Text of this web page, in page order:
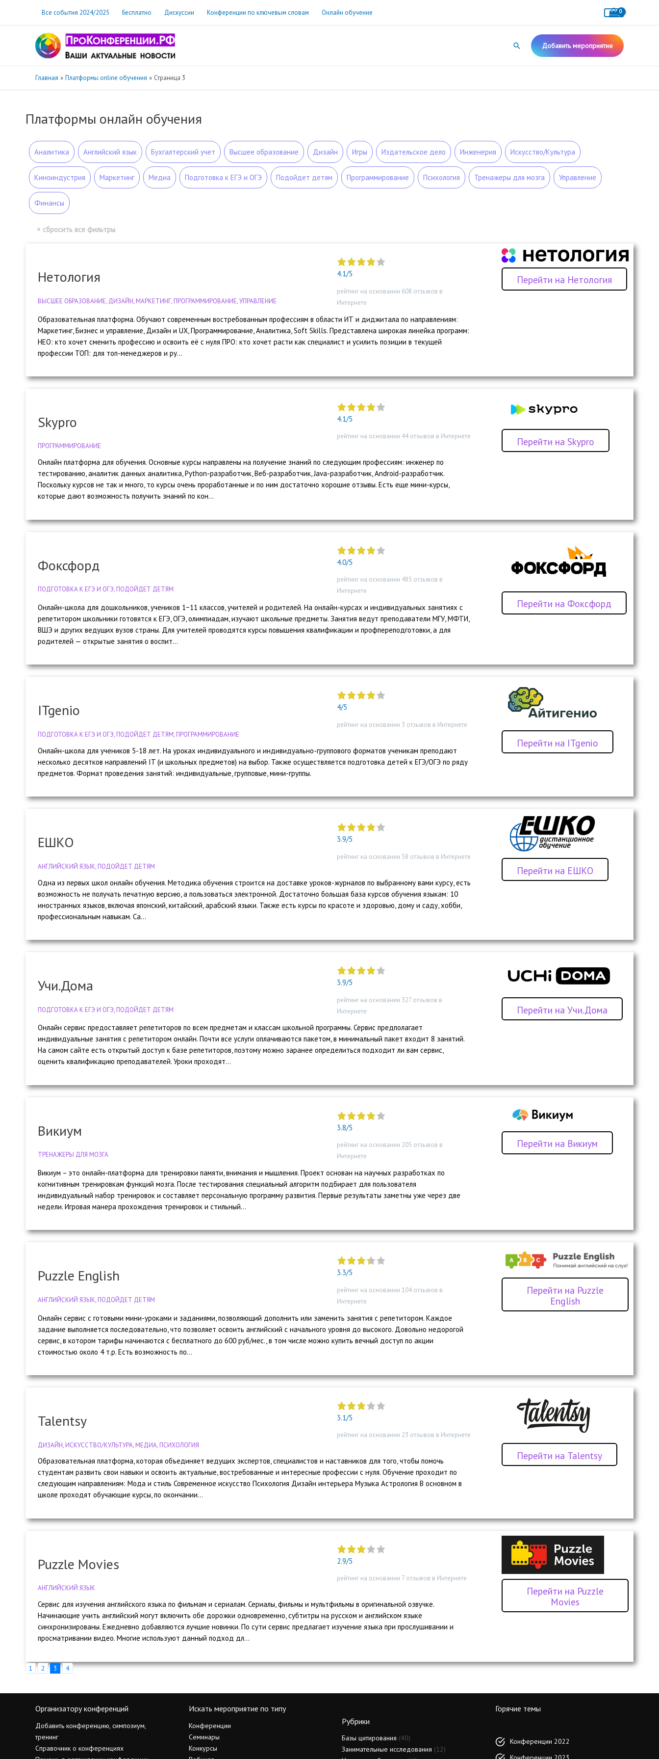
содержимому
Все события 2024/2025 Бесплатно Дискуссии Конференции по ключевым словам Онлайн обучение
Поиск Добавить мероприятие
Главная Платформы online обучения Страница 3
Платформы онлайн обучения
Аналитика Английский язык Бухгалтерский учет Высшее образование Дизайн Игры Издательское дело Инженерия Искусство/Культура
Киноиндустрия Маркетинг Медиа Подготовка к ЕГЭ и ОГЭ Подойдет детям Программирование Психология Тренажеры для мозга Управление
Финансы
Нетология
ВЫСШЕЕ ОБРАЗОВАНИЕ, ДИЗАЙН, МАРКЕТИНГ, ПРОГРАММИРОВАНИЕ, УПРАВЛЕНИЕ
4.1/5
рейтинг на основании 608 отзывов в
Интернете
Образовательная платформа. Обучают современным востребованным профессиям в области ИТ и диджитала по направлениям:
Маркетинг, Бизнес и управление, Дизайн и UX, Программирование, Аналитика, Soft Skills. Представлена широкая линейка программ:
НЕО: кто хочет сменить профессию и освоить её с нуля ПРО: кто хочет расти как специалист и усилить позиции в текущей
профессии ТОП: для топ-менеджеров и ру...
Перейти на Нетология
Skypro
ПРОГРАММИРОВАНИЕ
4.1/5
рейтинг на основании 44 отзывов в Интернете
Онлайн платформа для обучения. Основные курсы направлены на получение знаний по следующим профессиям: инженер по
тестированию, аналитик данных аналитика, Python-разработчик, Веб-разработчик, Java-разработчик, Android-разработчик.
Поскольку курсов не так и много, то курсы очень проработанные и по ним достаточно хорошие отзывы. Есть еще мини-курсы,
которые дают возможность получить знаний по кон...
Перейти на Skypro
Фоксфорд
ПОДГОТОВКА К ЕГЭ И ОГЭ, ПОДОЙДЕТ ДЕТЯМ
4.0/5
рейтинг на основании 485 отзывов в
Интернете
Онлайн-школа для дошкольников, учеников 1−11 классов, учителей и родителей. На онлайн-курсах и индивидуальных занятиях с
репетитором школьники готовятся к ЕГЭ, ОГЭ, олимпиадам, изучают школьные предметы. Занятия ведут преподаватели МГУ, МФТИ,
ВШЭ и других ведущих вузов страны. Для учителей проводятся курсы повышения квалификации и профпереподготовки, а для
родителей — открытые занятия о воспит...
Перейти на Фоксфорд
ITgenio
ПОДГОТОВКА К ЕГЭ И ОГЭ, ПОДОЙДЕТ ДЕТЯМ, ПРОГРАММИРОВАНИЕ
4/5
рейтинг на основании 3 отзывов в Интернете
Онлайн-школа для учеников 5-18 лет. На уроках индивидуального и индивидуально-группового форматов ученикам преподают
несколько десятков направлений IT (и школьных предметов) на выбор. Также осуществляется подготовка детей к ЕГЭ/ОГЭ по ряду
предметов. Формат проведения занятий: индивидуальные, групповые, мини-группы.
Перейти на ITgenio
ЕШКО
АНГЛИЙСКИЙ ЯЗЫК, ПОДОЙДЕТ ДЕТЯМ
3.9/5
рейтинг на основании 58 отзывов в Интернете
Одна из первых школ онлайн обучения. Методика обучения строится на доставке уроков-журналов по выбранному вами курсу, есть
возможность не получать печатную версию, а пользоваться электронной. Достаточно большая база курсов обучения языкам: 10
иностранных языков, включая японский, китайский, арабский языки. Также есть курсы по красоте и здоровью, дому и саду, хобби,
профессиональным навыкам. Са...
Перейти на ЕШКО
Учи.Дома
ПОДГОТОВКА К ЕГЭ И ОГЭ, ПОДОЙДЕТ ДЕТЯМ
3.9/5
рейтинг на основании 327 отзывов в
Интернете
Онлайн сервис предоставляет репетиторов по всем предметам и классам школьной программы. Сервис предполагает
индивидуальные занятия с репетитором онлайн. Почти все услуги оплачиваются пакетом, в минимальный пакет входит 8 занятий.
На самом сайте есть открытый доступ к базе репетиторов, поэтому можно заранее определиться подходит ли вам сервис,
оценить квалификацию преподавателей. Уроки проходят...
Перейти на Учи.Дома
Викиум
ТРЕНАЖЕРЫ ДЛЯ МОЗГА
3.8/5
рейтинг на основании 205 отзывов в
Интернете
Викиум – это онлайн-платформа для тренировки памяти, внимания и мышления. Проект основан на научных разработках по
когнитивным тренировкам функций мозга. После тестирования специальный алгоритм подбирает для пользователя
индивидуальный набор тренировок и составляет персональную программу развития. Первые результаты заметны уже через две
недели. Игровая манера прохождения тренировок и стильный...
Перейти на Викиум
Puzzle English
АНГЛИЙСКИЙ ЯЗЫК, ПОДОЙДЕТ ДЕТЯМ
3.3/5
рейтинг на основании 104 отзывов в
Интернете
Онлайн сервис с готовыми мини-уроками и заданиями, позволяющий дополнить или заменить занятия с репетитором. Каждое
задание выполняется последовательно, что позволяет освоить английский с начального уровня до высокого. Довольно недорогой
сервис, в котором тарифы начинаются с бесплатного до 600 руб/мес., в том числе можно купить вечный доступ по акции
стоимостью около 4 т.р. Есть возможность по...
Перейти на Puzzle
English
Talentsy
ДИЗАЙН, ИСКУССТВО/КУЛЬТУРА, МЕДИА, ПСИХОЛОГИЯ
3.1/5
рейтинг на основании 23 отзывов в Интернете
Образовательная платформа, которая объединяет ведущих экспертов, специалистов и наставников для того, чтобы помочь
студентам развить свои навыки и освоить актуальные, востребованные и интересные профессии с нуля. Обучение проходит по
следующим направлениям: Мода и стиль Современное искусство Психология Дизайн интерьера Музыка Астрология В основном в
школе проходят обучающие курсы, по окончании...
Перейти на Talentsy
Puzzle Movies
АНГЛИЙСКИЙ ЯЗЫК
2.9/5
рейтинг на основании 7 отзывов в Интернете
Сервис для изучения английского языка по фильмам и сериалам. Сериалы, фильмы и мультфильмы в оригинальной озвучке.
Начинающие учить английский могут включить обе дорожки одновременно, субтитры на русском и английском языке
синхронизированы. Ежедневно добавляются лучшие новинки. По сути сервис предлагает изучение языка при прослушивании и
просматривании видео. Многие используют данный подход дл...
Перейти на Puzzle
Movies
1 2 3 4
Организатору конференций
Добавить конференцию, симпозиум,
тренинг
Справочник о конференциях
Искать мероприятие по типу
Конференции
Семинары
Конкурсы
Рубрики
Базы цитирования (40)
Занимательные исследования (12)
Горячие темы
Конференции 2022